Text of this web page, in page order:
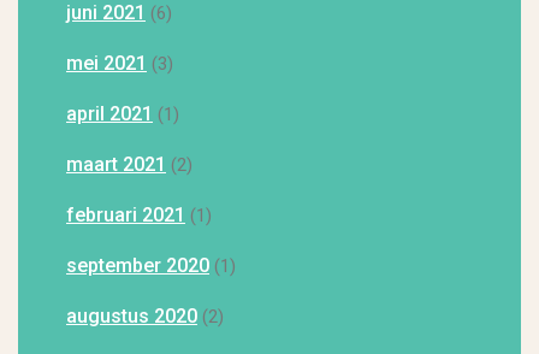
juni 2021 (6)
mei 2021 (3)
april 2021 (1)
maart 2021 (2)
februari 2021 (1)
september 2020 (1)
augustus 2020 (2)